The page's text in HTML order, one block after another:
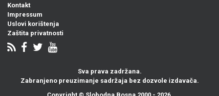
Kontakt
Impressum
Uslovi korištenja
Zaštita privatnosti
Sva prava zadržana.
Zabranjeno preuzimanje sadržaja bez dozvole izdavača.